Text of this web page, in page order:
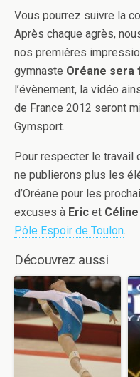
Vous pourrez suivre la
Après chaque agrès,
nos premières
gymnaste Oréane sera
l’évènement, la vidéo
de France 2012 seront
Gymsport.
Pour respecter le travail
ne publierons plus les
d’Oréane pour les
excuses à Eric et
Pôle Espoir de Toulon.
Découvrez aussi